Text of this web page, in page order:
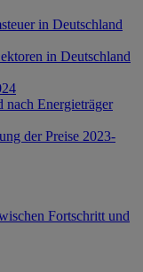
in Deutschland
in Deutschland
nach Energieträger
der Preise 2023-
Fortschritt und